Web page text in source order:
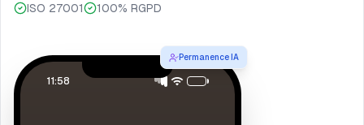
ISO 27001 100% RGPD
Permanence IA
11:58